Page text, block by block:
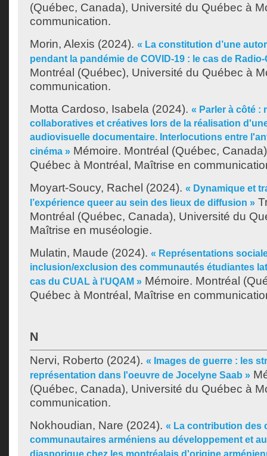
(Québec, Canada), Université du Québec à
communication.
Morin, Alexis (2024). « La constitution d’une
pendant la pandémie de COVID-19 : le cas de
Montréal (Québec), Université du Québec à
communication.
Motta Cardoso, Isabela (2024). « Parler à côté :
collaboratives et créatives lors de la réalisation
audiovisuelle documentaire. Interlocutions entre
cinéma » Mémoire. Montréal (Québec,
Québec à Montréal, Maîtrise en
Moyart-Soucy, Rachel (2024). « Dynamique et
l’expérience queer au sein des lieux de diffusion »
Montréal (Québec, Canada), Université du
Maîtrise en muséologie.
Mulatin, Maude (2024). « Représentations
inclusion/exclusion des communautés étudiantes
cas du CUAL à l'UQAM » Mémoire. Montréal
Québec à Montréal, Maîtrise en
N
Nervi, Roberto (2024). « Images de guerre : les
représentation dans l'oeuvre de Jocelyne Saab »
(Québec, Canada), Université du Québec à
communication.
Nokhoudian, Nare (2024). « La contribution des
communautaires arméniens au développement et
diasporique chez les montréalais d'origine